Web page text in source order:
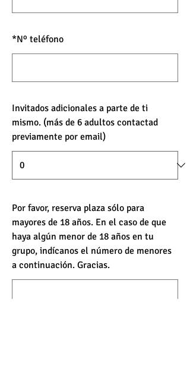
*Nº teléfono
Invitados adicionales a parte de ti
mismo. (más de 6 adultos contactad
previamente por email)
Por favor, reserva plaza sólo para
mayores de 18 años. En el caso de que
haya algún menor de 18 años en tu
grupo, indícanos el número de menores
a continuación. Gracias.